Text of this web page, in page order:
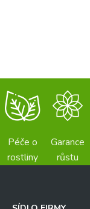
Péče o
rostliny
Garance
růstu